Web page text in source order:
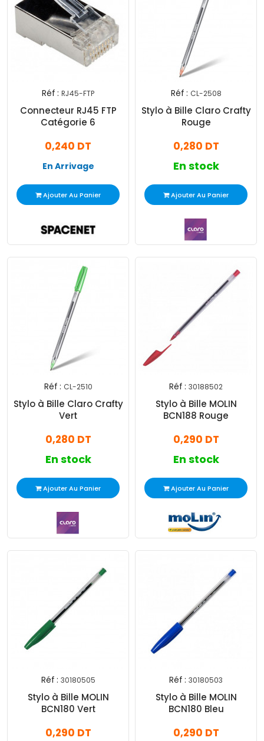
Réf : RJ45-FTP
Connecteur RJ45 FTP
Catégorie 6
0,240 DT
En Arrivage
Ajouter Au Panier
Réf : CL-2508
Stylo à Bille Claro Crafty
Rouge
0,280 DT
En stock
Ajouter Au Panier
Réf : CL-2510
Stylo à Bille Claro Crafty
Vert
0,280 DT
En stock
Ajouter Au Panier
Réf : 30188502
Stylo à Bille MOLIN
BCN188 Rouge
0,290 DT
En stock
Ajouter Au Panier
Réf : 30180505
Stylo à Bille MOLIN
BCN180 Vert
0,290 DT
Réf : 30180503
Stylo à Bille MOLIN
BCN180 Bleu
0,290 DT